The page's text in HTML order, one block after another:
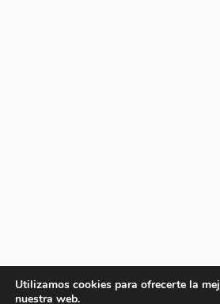
Utilizamos cookies para ofrecerte la
nuestra web.